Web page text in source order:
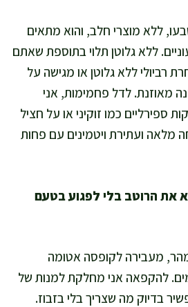
ללא מוצרי חלב, והוא מתאים
ללא גלוטן תלוי בתוספת שאתם
רביולי ללא גלוטן או מגישה על
מאוזנת. לדל פחמימות, אני
ספירליים כמו זוקיני או על חציל
מלאה ועתירת ויטמינים עם פחות
את הרוטב בלי לפגוע בטעם
מעבירה לקופסה אטומה
במקרר עד 4 ימים. להקפאה אני מחלקת למנות של
להפשיר בדיוק מה שצריך בלי בזבוז.